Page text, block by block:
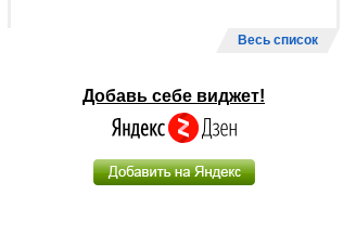
Весь список
Добавь себе виджет!